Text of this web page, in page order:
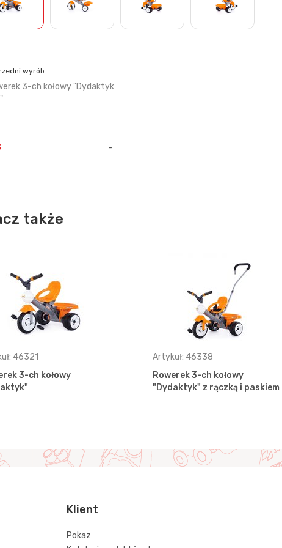
wyrób
3-ch kołowy "Dydaktyk
-
także
46321
3-ch kołowy
Artykuł: 46338
Rowerek 3-ch kołowy
"Dydaktyk" z rączką i paskiem
Klient
Pokaz